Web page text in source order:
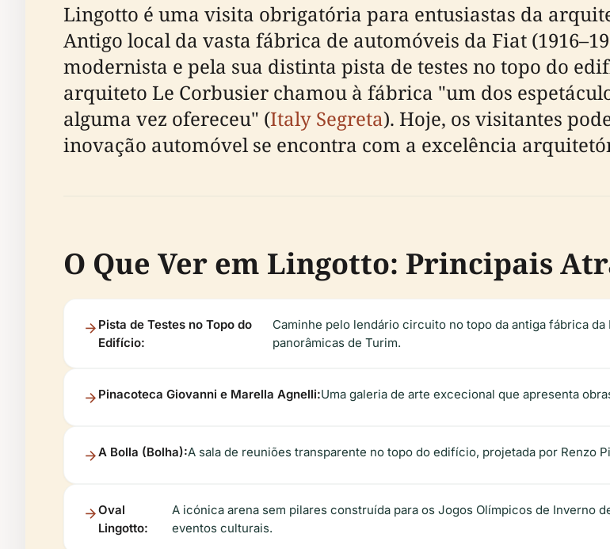
Lingotto é uma visita obrigatória para entusiastas da
Antigo local da vasta fábrica de automóveis da Fiat
modernista e pela sua distinta pista de testes no topo do
arquiteto Le Corbusier chamou à fábrica "um dos
alguma vez ofereceu" (Italy Segreta). Hoje, os visitantes
inovação automóvel se encontra com a excelência
O Que Ver em Lingotto: Principais
Pista de Testes no Topo do
Edifício:
Caminhe pelo lendário circuito no topo da antiga fábrica
panorâmicas de Turim.
Pinacoteca Giovanni e Marella Agnelli:Uma galeria de arte excecional que apresenta
A Bolla (Bolha):A sala de reuniões transparente no topo do edifício, projetada por Renzo
Oval
Lingotto:
A icónica arena sem pilares construída para os Jogos Olímpicos de Inverno
eventos culturais.